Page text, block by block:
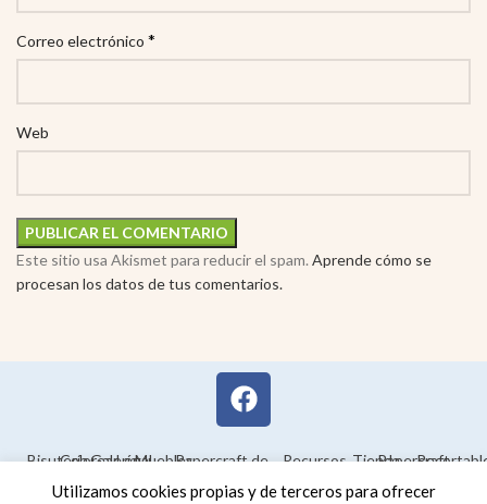
Correo electrónico *
Web
Este sitio usa Akismet para reducir el spam. Aprende cómo se
procesan los datos de tus comentarios.
BisuteríaColorear
Galería
LegalMueblesPapercraft de
Maquetas en
Recursos
educativos
TiendaPapercraft
Utilizamos cookies propias y de terceros para ofrecer